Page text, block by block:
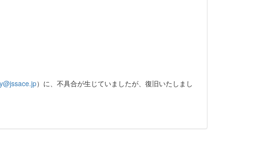
）に、不具合が生じていましたが、復旧いたしまし